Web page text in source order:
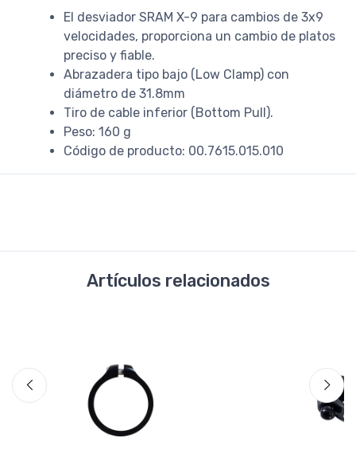
El desviador SRAM X-9 para cambios de 3x9
velocidades, proporciona un cambio de platos
preciso y fiable.
Abrazadera tipo bajo (Low Clamp) con
diámetro de 31.8mm
Tiro de cable inferior (Bottom Pull).
Peso: 160 g
Código de producto: 00.7615.015.010
Artículos relacionados